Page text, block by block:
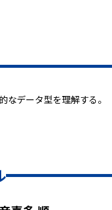
なデータ型を理解する。